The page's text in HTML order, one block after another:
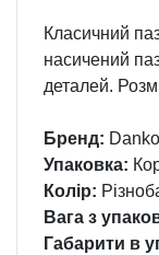
Класичний
насичений
деталей.
Бренд:
Упаковка:
Колір:
Вага з
Габарити в